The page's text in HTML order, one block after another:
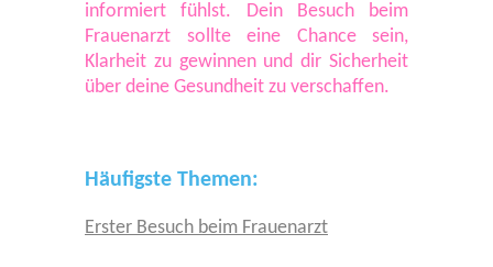
informiert fühlst. Dein Besuch beim
Frauenarzt sollte eine Chance sein,
Klarheit zu gewinnen und dir Sicherheit
über deine Gesundheit zu verschaffen.
Häufigste Themen:
Erster Besuch beim Frauenarzt